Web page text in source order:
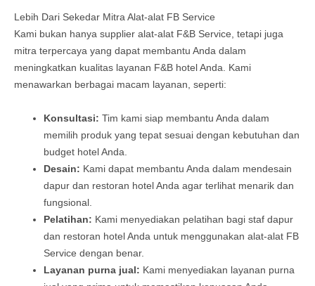
Lebih Dari Sekedar Mitra Alat-alat FB Service
Kami bukan hanya supplier alat-alat F&B Service, tetapi juga
mitra terpercaya yang dapat membantu Anda dalam
meningkatkan kualitas layanan F&B hotel Anda. Kami
menawarkan berbagai macam layanan, seperti:
Konsultasi: Tim kami siap membantu Anda dalam
memilih produk yang tepat sesuai dengan kebutuhan dan
budget hotel Anda.
Desain: Kami dapat membantu Anda dalam mendesain
dapur dan restoran hotel Anda agar terlihat menarik dan
fungsional.
Pelatihan: Kami menyediakan pelatihan bagi staf dapur
dan restoran hotel Anda untuk menggunakan alat-alat FB
Service dengan benar.
Layanan purna jual: Kami menyediakan layanan purna